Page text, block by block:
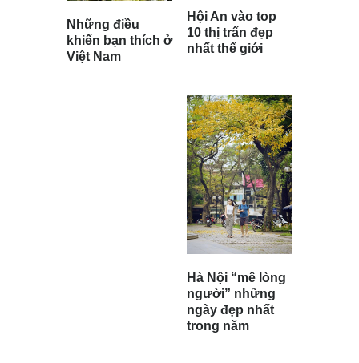
Những điều
khiến bạn thích ở
Việt Nam
Hội An vào top
10 thị trấn đẹp
nhất thế giới
Hà Nội “mê lòng
người” những
ngày đẹp nhất
trong năm